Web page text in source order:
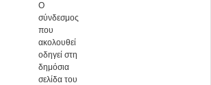
Ο
σύνδεσμος
που
ακολουθεί
οδηγεί στη
δημόσια
σελίδα του